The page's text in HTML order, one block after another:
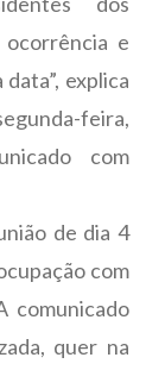
ocorrência e
explica
feira,
com
de dia 4
com
comunicado
quer na